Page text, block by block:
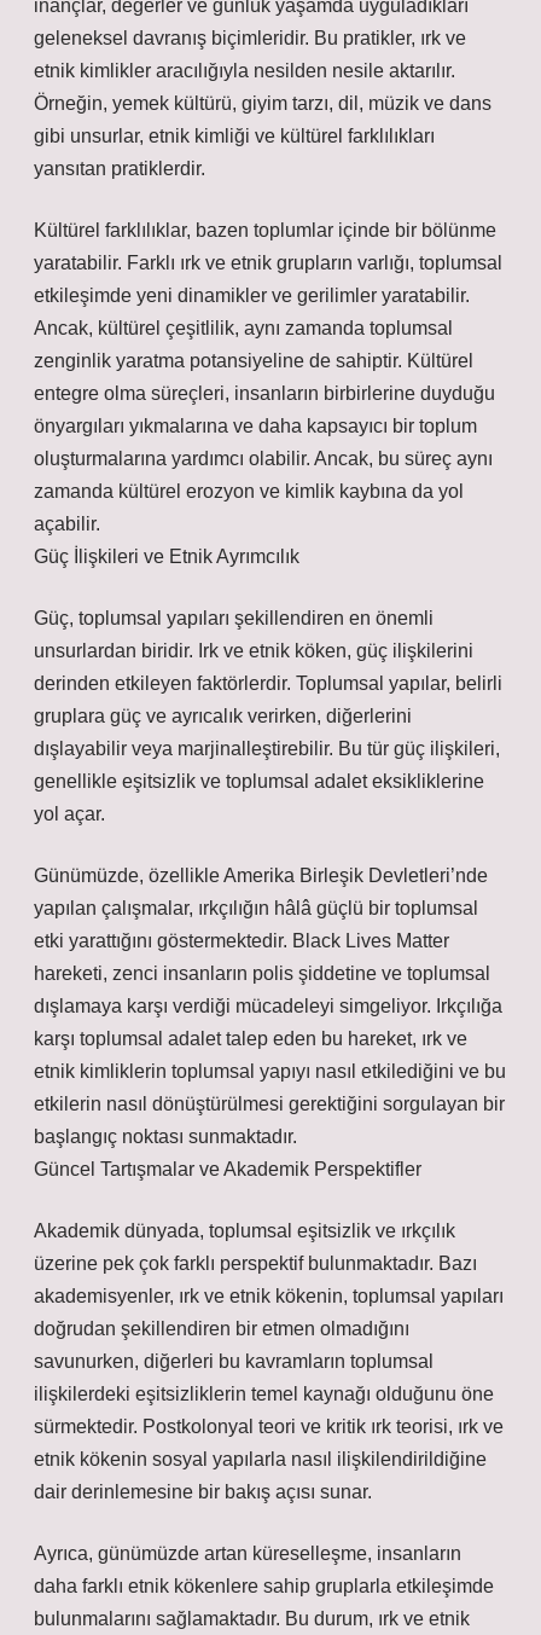
inançlar, değerler ve günlük yaşamda uyguladıkları
geleneksel davranış biçimleridir. Bu pratikler, ırk ve
etnik kimlikler aracılığıyla nesilden nesile aktarılır.
Örneğin, yemek kültürü, giyim tarzı, dil, müzik ve dans
gibi unsurlar, etnik kimliği ve kültürel farklılıkları
yansıtan pratiklerdir.
Kültürel farklılıklar, bazen toplumlar içinde bir bölünme
yaratabilir. Farklı ırk ve etnik grupların varlığı, toplumsal
etkileşimde yeni dinamikler ve gerilimler yaratabilir.
Ancak, kültürel çeşitlilik, aynı zamanda toplumsal
zenginlik yaratma potansiyeline de sahiptir. Kültürel
entegre olma süreçleri, insanların birbirlerine duyduğu
önyargıları yıkmalarına ve daha kapsayıcı bir toplum
oluşturmalarına yardımcı olabilir. Ancak, bu süreç aynı
zamanda kültürel erozyon ve kimlik kaybına da yol
açabilir.
Güç İlişkileri ve Etnik Ayrımcılık
Güç, toplumsal yapıları şekillendiren en önemli
unsurlardan biridir. Irk ve etnik köken, güç ilişkilerini
derinden etkileyen faktörlerdir. Toplumsal yapılar, belirli
gruplara güç ve ayrıcalık verirken, diğerlerini
dışlayabilir veya marjinalleştirebilir. Bu tür güç ilişkileri,
genellikle eşitsizlik ve toplumsal adalet eksikliklerine
yol açar.
Günümüzde, özellikle Amerika Birleşik Devletleri’nde
yapılan çalışmalar, ırkçılığın hâlâ güçlü bir toplumsal
etki yarattığını göstermektedir. Black Lives Matter
hareketi, zenci insanların polis şiddetine ve toplumsal
dışlamaya karşı verdiği mücadeleyi simgeliyor. Irkçılığa
karşı toplumsal adalet talep eden bu hareket, ırk ve
etnik kimliklerin toplumsal yapıyı nasıl etkilediğini ve bu
etkilerin nasıl dönüştürülmesi gerektiğini sorgulayan bir
başlangıç noktası sunmaktadır.
Güncel Tartışmalar ve Akademik Perspektifler
Akademik dünyada, toplumsal eşitsizlik ve ırkçılık
üzerine pek çok farklı perspektif bulunmaktadır. Bazı
akademisyenler, ırk ve etnik kökenin, toplumsal yapıları
doğrudan şekillendiren bir etmen olmadığını
savunurken, diğerleri bu kavramların toplumsal
ilişkilerdeki eşitsizliklerin temel kaynağı olduğunu öne
sürmektedir. Postkolonyal teori ve kritik ırk teorisi, ırk ve
etnik kökenin sosyal yapılarla nasıl ilişkilendirildiğine
dair derinlemesine bir bakış açısı sunar.
Ayrıca, günümüzde artan küreselleşme, insanların
daha farklı etnik kökenlere sahip gruplarla etkileşimde
bulunmalarını sağlamaktadır. Bu durum, ırk ve etnik